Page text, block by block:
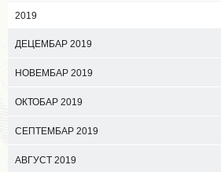
2019
ДЕЦЕМБАР 2019
НОВЕМБАР 2019
ОКТОБАР 2019
СЕПТЕМБАР 2019
АВГУСТ 2019